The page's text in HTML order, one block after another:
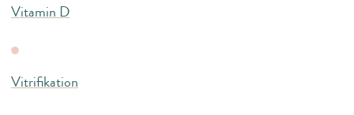
Vitamin D
Vitrifikation